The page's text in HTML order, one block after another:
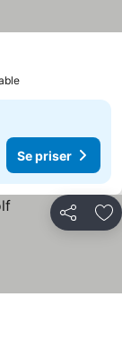
Se priser
Dela